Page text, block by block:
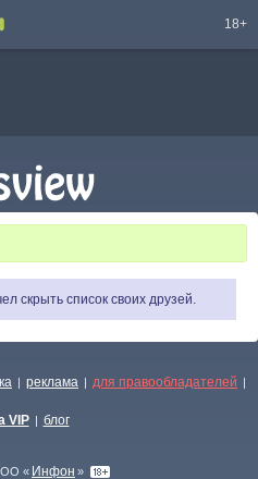
18+
скрыть список своих друзей.
| реклама | для правообладателей |
VIP | блог
« Инфон »